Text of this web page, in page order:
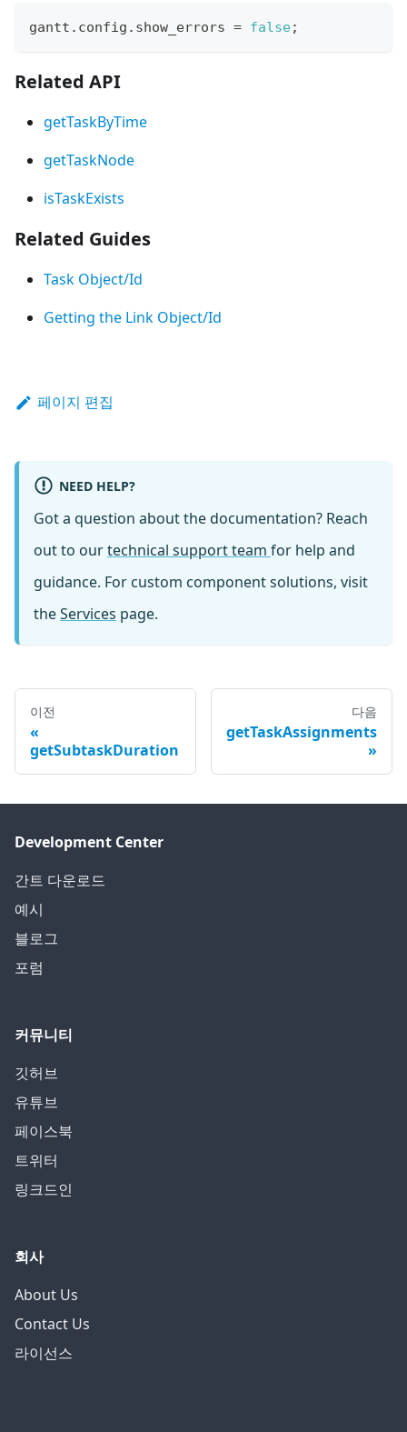
gantt . config . show_errors = false;
Related API
getTaskByTime
getTaskNode
isTaskExists
Related Guides
Task Object/Id
Getting the Link Object/Id
페이지 편집
NEED HELP?
Got a question about the documentation? Reach
out to ourtechnical support team for help and
guidance. For custom component solutions, visit
theServices page.
이전
getSubtaskDuration
다음
getTaskAssignments
Development Center
간트 다운로드
예시
블로그
포럼
커뮤니티
깃허브
유튜브
페이스북
트위터
링크드인
회사
About Us
Contact Us
라이선스